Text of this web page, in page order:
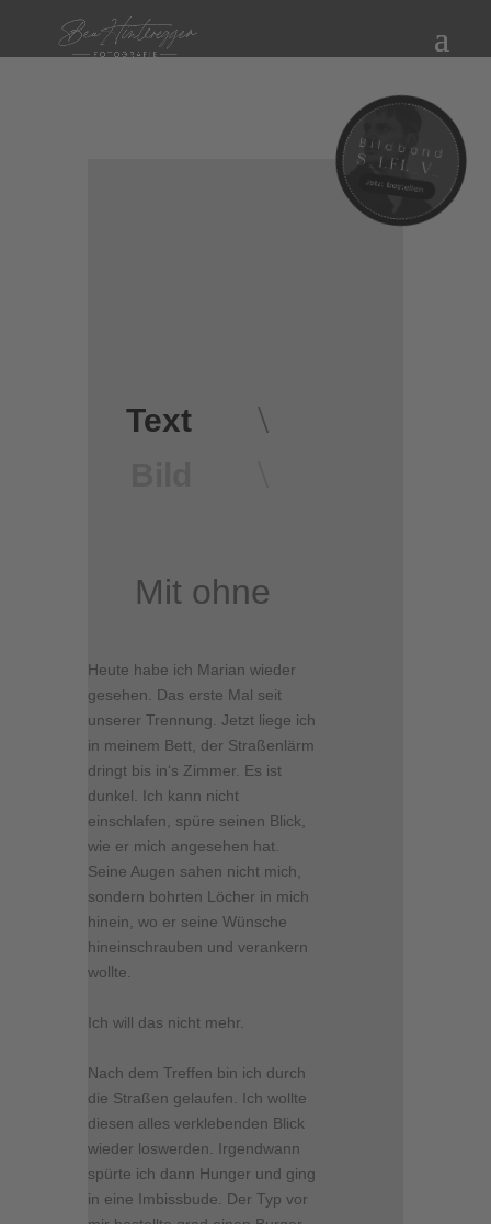
\
Text
Mit ohne
Heute habe ich Marian wieder
gesehen. Das erste Mal seit
unserer Trennung. Jetzt liege ich
in meinem Bett, der Straßenlärm
dringt bis in‘s Zimmer. Es ist
dunkel. Ich kann nicht
einschlafen, spüre seinen Blick,
wie er mich angesehen hat.
Seine Augen sahen nicht mich,
sondern bohrten Löcher in mich
hinein, wo er seine Wünsche
hineinschrauben und verankern
wollte.
Ich will das nicht mehr.
Nach dem Treffen bin ich durch
die Straßen gelaufen. Ich wollte
diesen alles verklebenden Blick
wieder loswerden. Irgendwann
spürte ich dann Hunger und ging
in eine Imbissbude. Der Typ vor